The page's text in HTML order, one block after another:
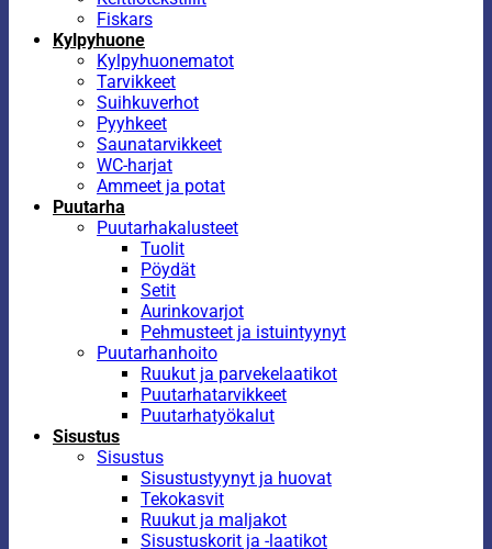
Fiskars
Kylpyhuone
Kylpyhuonematot
Tarvikkeet
Suihkuverhot
Pyyhkeet
Saunatarvikkeet
WC-harjat
Ammeet ja potat
Puutarha
Puutarhakalusteet
Tuolit
Pöydät
Setit
Aurinkovarjot
Pehmusteet ja istuintyynyt
Puutarhanhoito
Ruukut ja parvekelaatikot
Puutarhatarvikkeet
Puutarhatyökalut
Sisustus
Sisustus
Sisustustyynyt ja huovat
Tekokasvit
Ruukut ja maljakot
Sisustuskorit ja -laatikot